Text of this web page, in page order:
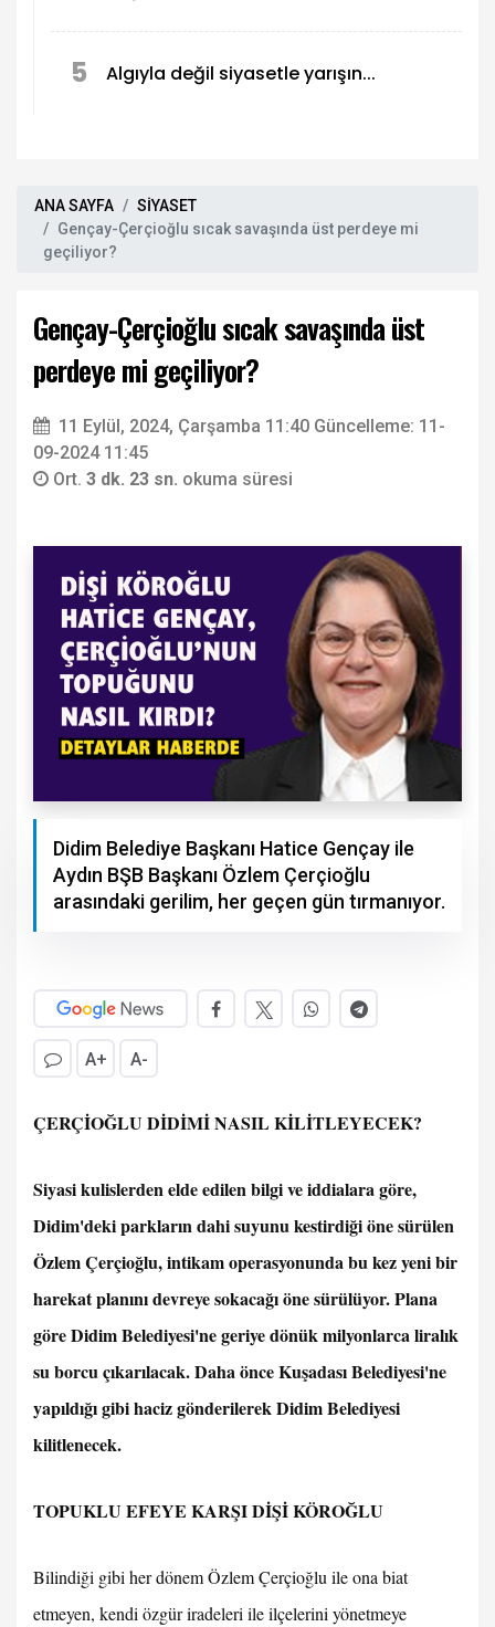
5 Algıyla değil siyasetle yarışın...
ANA SAYFA
SİYASET
Gençay-Çerçioğlu sıcak savaşında üst perdeye mi
geçiliyor?
Gençay-Çerçioğlu sıcak savaşında üst
perdeye mi geçiliyor?
11 Eylül, 2024, Çarşamba 11:40 Güncelleme: 11-
09-2024 11:45
Ort. 3 dk. 23 sn. okuma süresi
Didim Belediye Başkanı Hatice Gençay ile
Aydın BŞB Başkanı Özlem Çerçioğlu
arasındaki gerilim, her geçen gün tırmanıyor.
A+ A-
ÇERÇİOĞLU DİDİMİ NASIL KİLİTLEYECEK?
Siyasi kulislerden elde edilen bilgi ve iddialara göre,
Didim'deki parkların dahi suyunu kestirdiği öne sürülen
Özlem Çerçioğlu, intikam operasyonunda bu kez yeni bir
harekat planını devreye sokacağı öne sürülüyor. Plana
göre Didim Belediyesi'ne geriye dönük milyonlarca liralık
su borcu çıkarılacak. Daha önce Kuşadası Belediyesi'ne
yapıldığı gibi haciz gönderilerek Didim Belediyesi
kilitlenecek.
TOPUKLU EFEYE KARŞI DİŞİ KÖROĞLU
Bilindiği gibi her dönem Özlem Çerçioğlu ile ona biat
etmeyen, kendi özgür iradeleri ile ilçelerini yönetmeye